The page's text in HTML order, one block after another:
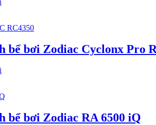
bể bơi Zodiac Cyclonx Pro
bể bơi Zodiac RA 6500 iQ